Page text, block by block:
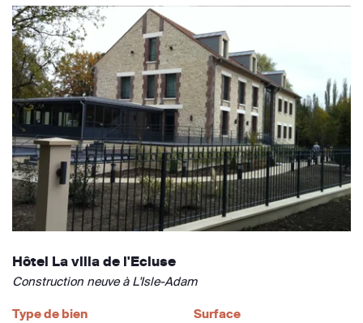
Hôtel La villa de l'Ecluse
Construction neuve à L'Isle-Adam
Type de bien
Surface